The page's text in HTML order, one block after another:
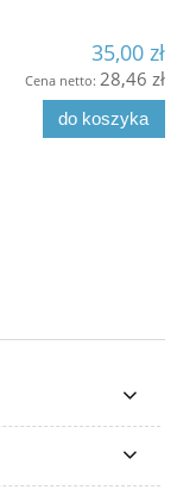
35,00 zł
Cena netto: 28,46 zł
do koszyka